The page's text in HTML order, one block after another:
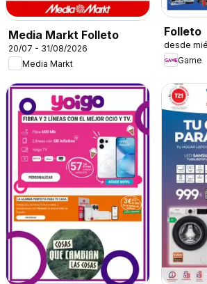
Media Markt Folleto
20/07 - 31/08/2026
Media Markt
Folleto
desde
Game